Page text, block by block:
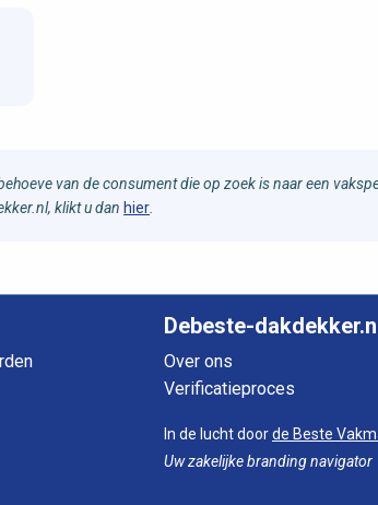
van de consument die op zoek is naar een
klikt u dan hier
Debeste-
Over ons
Verificatieproces
In de lucht doorde Beste
Uw zakelijke branding navigator